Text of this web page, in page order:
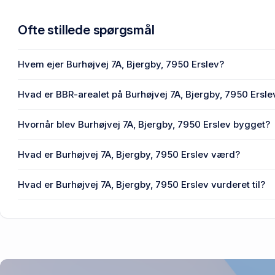
Ofte stillede spørgsmål
Hvem ejer Burhøjvej 7A, Bjergby, 7950 Erslev?
Hvad er BBR-arealet på Burhøjvej 7A, Bjergby, 7950
Hvornår blev Burhøjvej 7A, Bjergby, 7950 Erslev bygget?
Hvad er Burhøjvej 7A, Bjergby, 7950 Erslev værd?
Hvad er Burhøjvej 7A, Bjergby, 7950 Erslev vurderet til?